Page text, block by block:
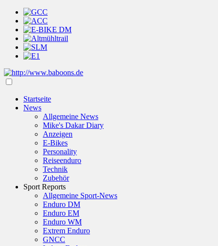
Startseite
News
Allgemeine News
Mike's Dakar Diary
Anzeigen
E-Bikes
Personality
Reiseenduro
Technik
Zubehör
Sport Reports
Allgemeine Sport-News
Enduro DM
Enduro EM
Enduro WM
Extrem Enduro
GNCC